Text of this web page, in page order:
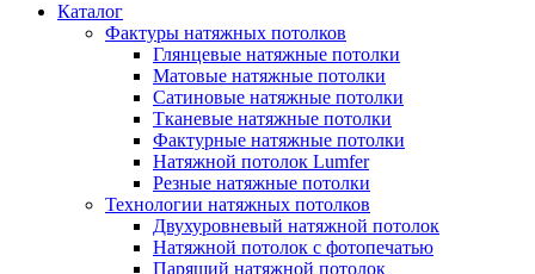
Каталог
Фактуры натяжных потолков
Глянцевые натяжные потолки
Матовые натяжные потолки
Сатиновые натяжные потолки
Тканевые натяжные потолки
Фактурные натяжные потолки
Натяжной потолок Lumfer
Резные натяжные потолки
Технологии натяжных потолков
Двухуровневый натяжной потолок
Натяжной потолок с фотопечатью
Парящий натяжной потолок